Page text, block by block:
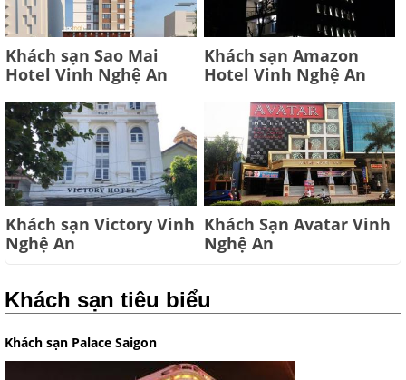
Khách sạn Sao Mai
Hotel Vinh Nghệ An
Khách sạn Amazon
Hotel Vinh Nghệ An
Khách sạn Victory Vinh
Nghệ An
Khách Sạn Avatar Vinh
Nghệ An
Khách sạn tiêu biểu
Khách sạn Palace Saigon